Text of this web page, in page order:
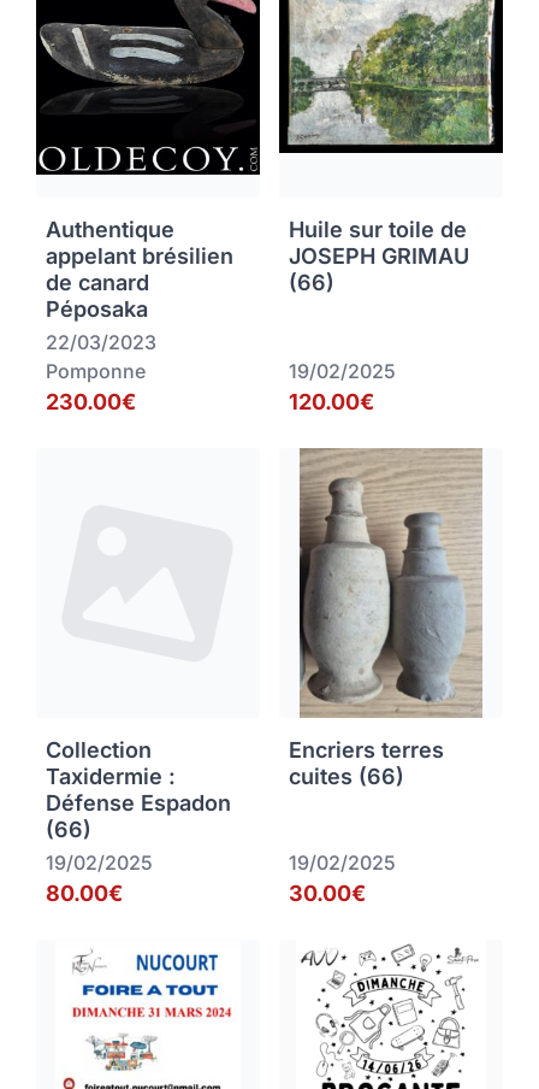
Authentique
appelant brésilien
de canard
Péposaka
22/03/2023
Pomponne
230.00€
Huile sur toile de
JOSEPH GRIMAU
(66)
19/02/2025
120.00€
Collection
Taxidermie :
Défense Espadon
(66)
19/02/2025
80.00€
Encriers terres
cuites (66)
19/02/2025
30.00€